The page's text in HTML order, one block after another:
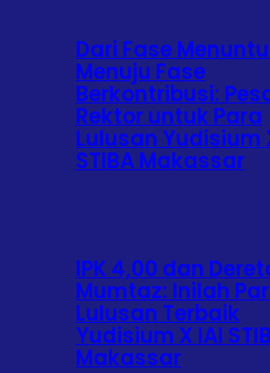
Dari Fase
Menuju Fase
Berkontribusi:
Rektor untuk Para
Lulusan Yudisium
STIBA Makassar
IPK 4,00 dan
Mumtaz: Inilah
Lulusan Terbaik
Yudisium X IAI
Makassar